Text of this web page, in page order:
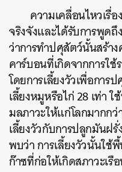
ความเคลื่อนไหวเรื่
จริงจังและได้รับการพูด
ว่าการทำปศุสัตว์นั้นสร้า
คาร์บอนที่เกิดจากการใ
โดยการเลี้ยงวัวเพื่อกา
เลี้ยงหมูหรือไก่28เท่าใ
มลภาวะให้แก่โลกมากกว่
เลี้ยงวัวกับการปลูกมันฝรั่
พบว่าการเลี้ยงวัวนั้นใช้
ก๊าซที่ก่อให้เกิดสภาวะเรื